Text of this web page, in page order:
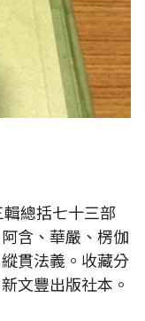
總括七十三部
含、華嚴、楞伽
貫法義。收藏分
文豐出版社本。